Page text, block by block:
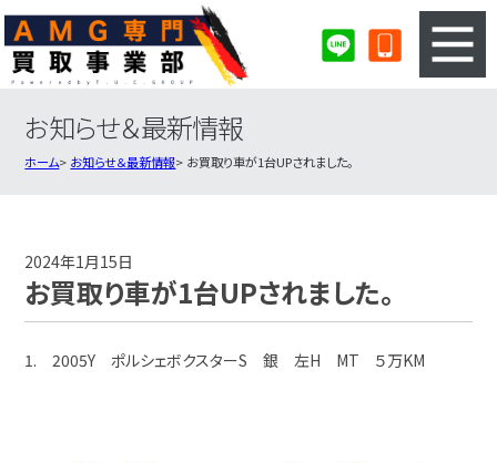
3ステップのカンタン査定
AMG買取実績
お知らせ＆最新情報
ホーム お知らせ＆最新情報 お買取り車が1台UPされました。
2024年1月15日
お買取り車が1台UPされました。
1. 2005Y ポルシェボクスターS 銀 左H MT ５万KM